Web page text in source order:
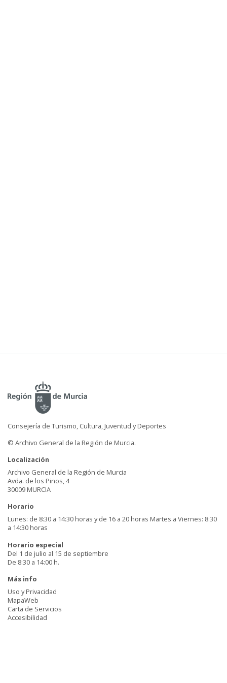
Consejería de Turismo, Cultura, Juventud y Deportes
© Archivo General de la Región de Murcia.
Localización
Archivo General de la Región de Murcia
Avda. de los Pinos, 4
30009 MURCIA
Horario
Lunes: de 8:30 a 14:30 horas y de 16 a 20 horas Martes a Viernes: 8:30
a 14:30 horas
Horario especial
Del 1 de julio al 15 de septiembre
De 8:30 a 14:00 h.
Más info
Uso y Privacidad
MapaWeb
Carta de Servicios
Accesibilidad